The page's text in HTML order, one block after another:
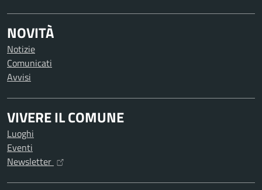
NOVITÀ
Notizie
Comunicati
Avvisi
VIVERE IL COMUNE
Luoghi
Eventi
Newsletter